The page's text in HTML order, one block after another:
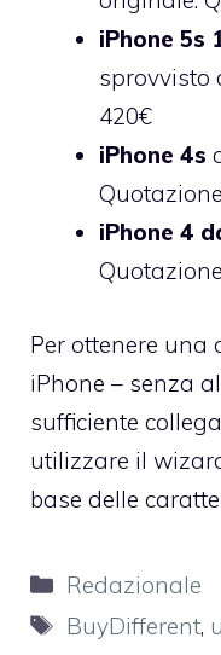
iPhone 5s
sprovvisto
420€
iPhone 4s
iPhone 4
Per ottenere una
iPhone – senza
sufficiente
utilizzare il
base delle
Categorie
Redazionale
Tag
BuyDifferent,